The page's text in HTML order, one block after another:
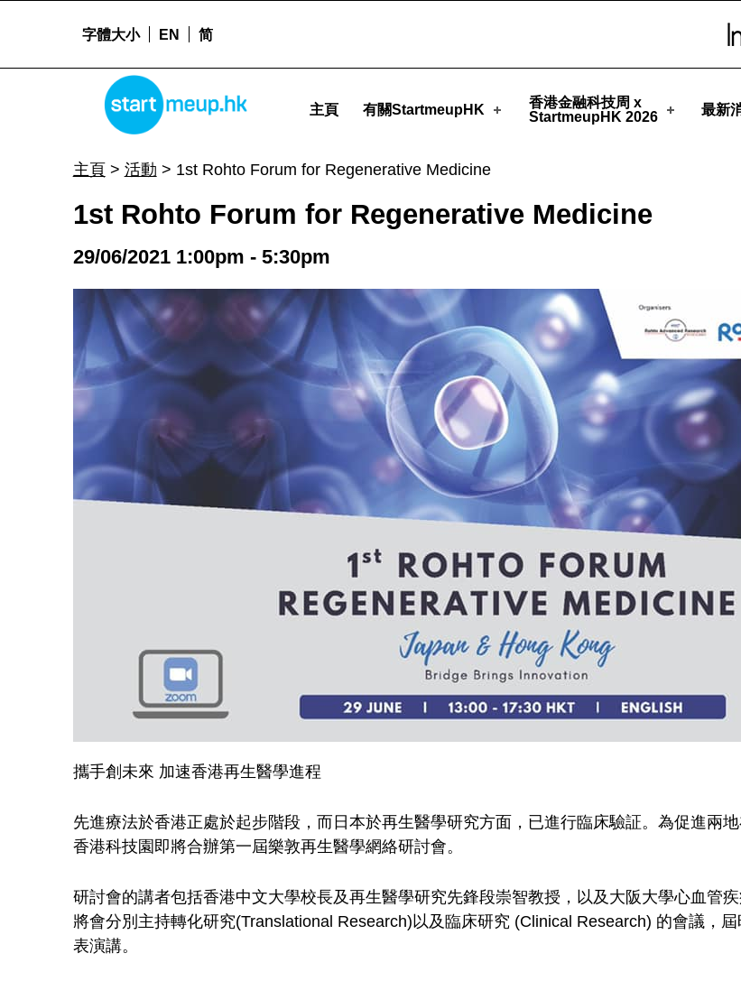
1st Rohto Forum for Regenerative Medicine - StartmeupHK
STARTMEUPHK
主頁 有關StartmeupHK
香港金融科技周 x
StartmeupHK 2026
最新
字體大小 EN 简
主頁> 活動 > 1st Rohto Forum for Regenerative Medicine
1st Rohto Forum for Regenerative Medicine
29/06/2021 1:00pm - 5:30pm
攜手創未來 加速香港再生醫學進程
先進療法於香港正處於起步階段，而日本於再生醫學研究方面，已進行臨床驗証。為促進兩
香港科技園即將合辦第一屆樂敦再生醫學網絡研討會。
研討會的講者包括香港中文大學校長及再生醫學研究先鋒段崇智教授，以及大阪大學心血管
將會分別主持轉化研究(Translational Research)以及臨床研究 (Clinical Research) 的會議，
表演講。